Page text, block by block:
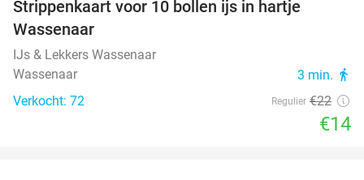
Strippenkaart voor 10 bollen ijs in hartje
Wassenaar
IJs & Lekkers Wassenaar
Wassenaar
3 min. directions_walk
Verkocht: 72 Regulier €22
€14